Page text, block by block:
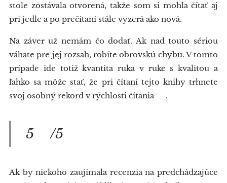
stole zostávala otvorená, takže som si mohla čítať aj
pri jedle a po prečítaní stále vyzerá ako nová.
Na záver už nemám čo dodať. Ak nad touto sériou
váhate pre jej rozsah, robíte obrovskú chybu. V tomto
prípade ide totiž kvantita ruka v ruke s kvalitou a
ľahko sa môže stať, že pri čítaní tejto knihy trhnete
svoj osobný rekord v rýchlosti čítania 😆.
5⭐/5⭐
Ak by niekoho zaujímala recenzia na predchádzajúce